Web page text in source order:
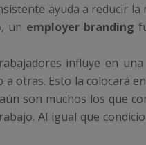
ayuda a reducir
un employer branding
influye en
otras. Esto la colocará
son muchos los que
Al igual que